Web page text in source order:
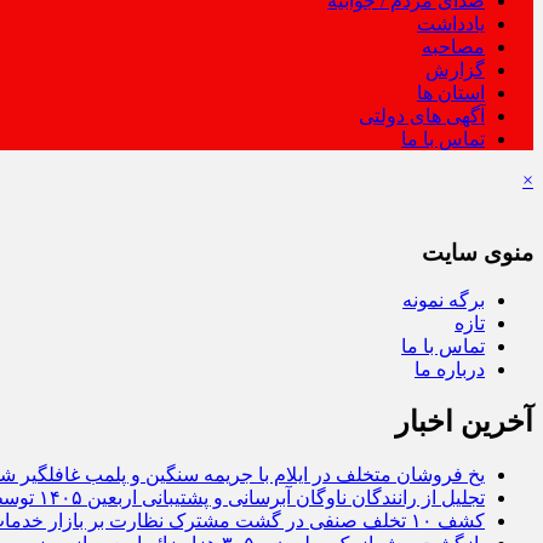
یادداشت
مصاحبه
گزارش
استان ها
آگهی های دولتی
تماس با ما
×
منوی سایت
برگه نمونه
تازه
تماس با ما
درباره ما
آخرین اخبار
یخ‌ فروشان متخلف در ایلام با جریمه سنگین و پلمب غافلگیر
تجلیل از رانندگان ناوگان آبرسانی و پشتیبانی اربعین ۱۴۰۵ توسط شرکت آب و فاضلاب استان ایلام
کشف ۱۰ تخلف صنفی در گشت مشترک نظارت بر بازار خدمات خودرو در ایلام